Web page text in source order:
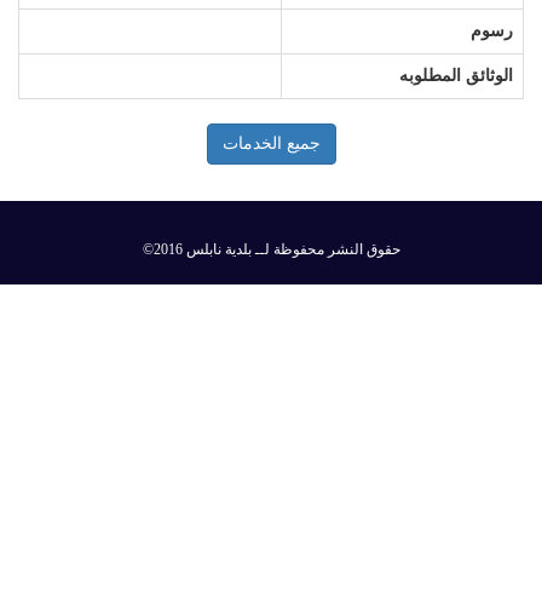
رسوم
الوثائق المطلوبه
جميع الخدمات
©2016 حقوق النشر محفوظة لــ بلدية نابلس